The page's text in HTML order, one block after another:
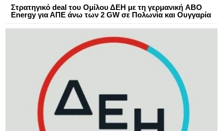
Στρατηγικό deal του Ομίλου ΔΕΗ με τη γερμανική ABO
Energy για ΑΠΕ άνω των 2 GW σε Πολωνία και Ουγγαρία